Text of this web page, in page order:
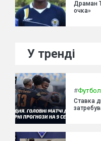
Драман
очка»
У тренді
#Футбол
Ставка